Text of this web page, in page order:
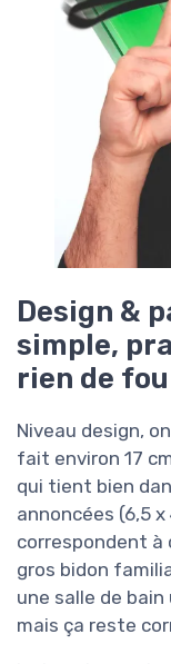
Design &
simple,
rien de fou
Niveau design,
fait environ 17
qui tient bien
annoncées (6,5 x
correspondent à
gros bidon
une salle de bain
mais ça reste